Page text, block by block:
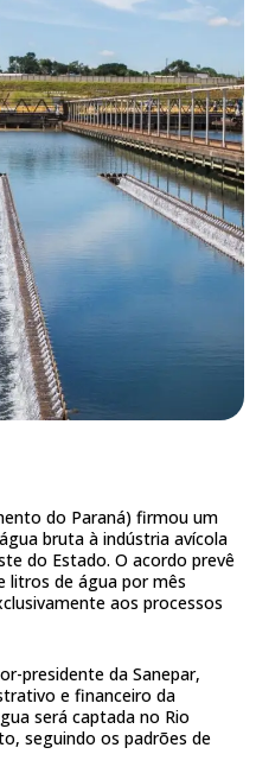
do Paraná) firmou um
bruta à indústria avícola
do Estado. O acordo prevê
litros de água por mês
aos processos
presidente da Sanepar,
e financeiro da
será captada no Rio
seguindo os padrões de